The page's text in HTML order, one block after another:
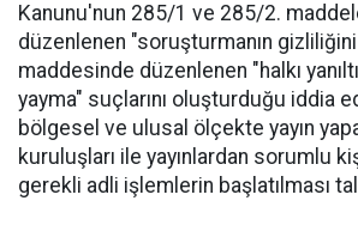
Kanunu'nun 285/1 ve 285/2.
düzenlenen "soruşturmanın
maddesinde düzenlenen "halkı
yayma" suçlarını oluşturduğu iddia
bölgesel ve ulusal ölçekte yayın
kuruluşları ile yayınlardan sorumlu
gerekli adli işlemlerin başlatılması